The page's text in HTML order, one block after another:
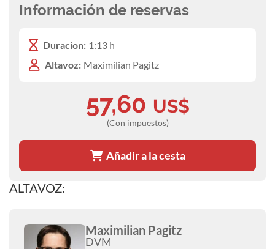
ALTAVOZ:
Maximilian Pagitz
DVM
Información de reservas
Duracion: 1:13 h
Altavoz: Maximilian Pagitz
57,60 US$
(Con impuestos)
Añadir a la cesta